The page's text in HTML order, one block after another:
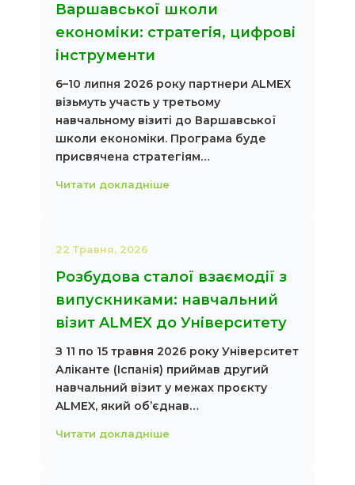
Варшавської школи
економіки: стратегія, цифрові
інструменти
6–10 липня 2026 року партнери ALMEX
візьмуть участь у третьому
навчальному візиті до Варшавської
школи економіки. Програма буде
присвячена стратегіям…
Читати докладніше
22 Травня, 2026
Розбудова сталої взаємодії з
випускниками: навчальний
візит ALMEX до Університету
З 11 по 15 травня 2026 року Університет
Аліканте (Іспанія) приймав другий
навчальний візит у межах проєкту
ALMEX, який об’єднав…
Читати докладніше